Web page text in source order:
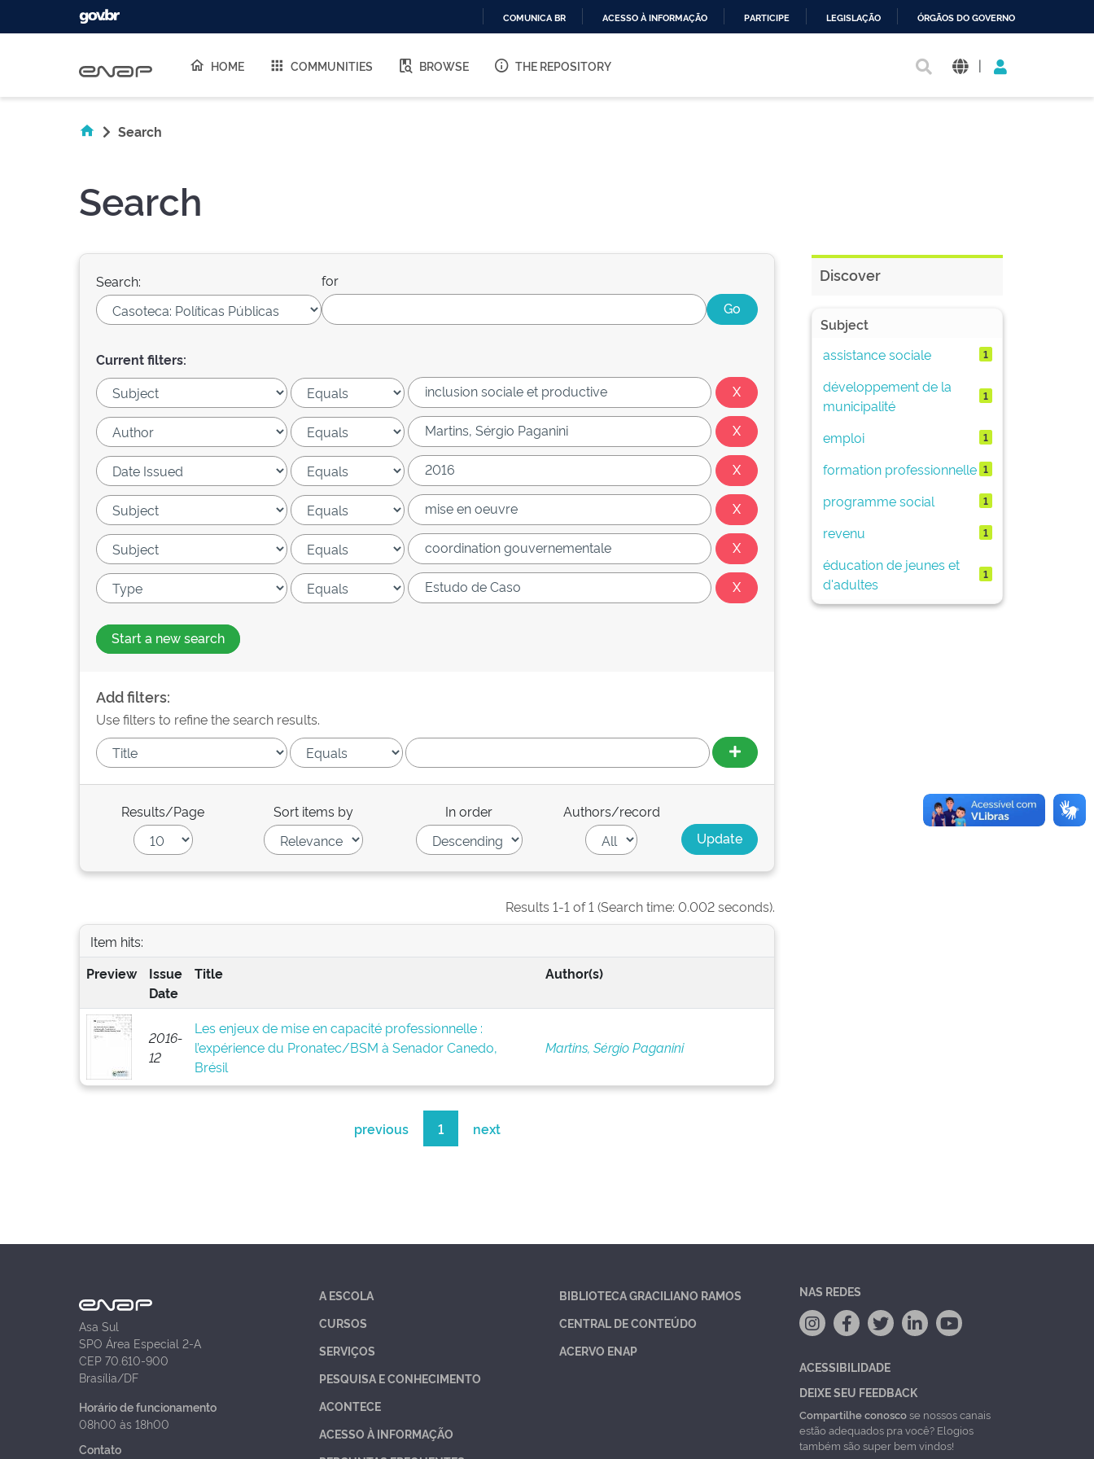
O
COMUNICA BR ACESSO À INFORMAÇÃO PARTICIPE LEGISLAÇÃO ÓRGÃOS DO GOVERNO
HOME COMMUNITIES BROWSE THE REPOSITORY |
Search
Search
Search: for
Current filters:
Start a new search
Add filters:
Use filters to refine the search results.
Results/Page Sort items by In order Authors/record
Results 1-1 of 1 (Search time: 0.002 seconds).
Item hits:
Preview
Issue
Date
Title Author(s)
2016-
12
Les enjeux de mise en capacité professionnelle :
l’expérience du Pronatec/BSM à Senador Canedo,
Brésil
Martins, Sérgio Paganini
previous 1 next
Discover
Subject
assistance sociale
1
développement de la
municipalité
1
emploi 1
formation professionnelle 1
programme social 1
revenu 1
éducation de jeunes et
d'adultes
1
Asa Sul
SPO Área Especial 2-A
CEP 70.610-900
Brasília/DF
Horário de funcionamento
08h00 às 18h00
Contato
A ESCOLA
CURSOS
SERVIÇOS
PESQUISA E CONHECIMENTO
ACONTECE
ACESSO À INFORMAÇÃO
BIBLIOTECA GRACILIANO RAMOS
CENTRAL DE CONTEÚDO
ACERVO ENAP
NAS REDES
ACESSIBILIDADE
DEIXE SEU FEEDBACK
Compartilhe conoscose nossos canais
estão adequados pra você? Elogios
também são super bem vindos!